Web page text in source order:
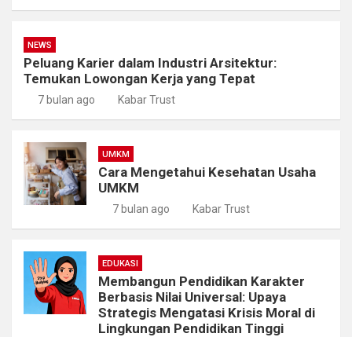
NEWS
Peluang Karier dalam Industri Arsitektur:
Temukan Lowongan Kerja yang Tepat
7 bulan ago Kabar Trust
UMKM
Cara Mengetahui Kesehatan Usaha
UMKM
7 bulan ago Kabar Trust
EDUKASI
Membangun Pendidikan Karakter
Berbasis Nilai Universal: Upaya
Strategis Mengatasi Krisis Moral di
Lingkungan Pendidikan Tinggi